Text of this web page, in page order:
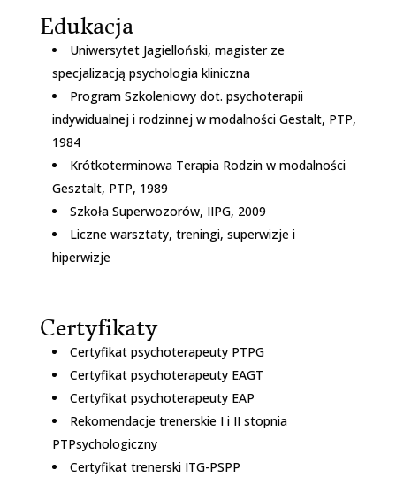
Edukacja
Uniwersytet Jagielloński, magister ze
specjalizacją psychologia kliniczna
Program Szkoleniowy dot. psychoterapii
indywidualnej i rodzinnej w modalności Gestalt, PTP,
1984
Krótkoterminowa Terapia Rodzin w modalności
Gesztalt, PTP, 1989
Szkoła Superwozorów, IIPG, 2009
Liczne warsztaty, treningi, superwizje i
hiperwizje
Certyfikaty
Certyfikat psychoterapeuty PTPG
Certyfikat psychoterapeuty EAGT
Certyfikat psychoterapeuty EAP
Rekomendacje trenerskie I i II stopnia
PTPsychologiczny
Certyfikat trenerski ITG-PSPP